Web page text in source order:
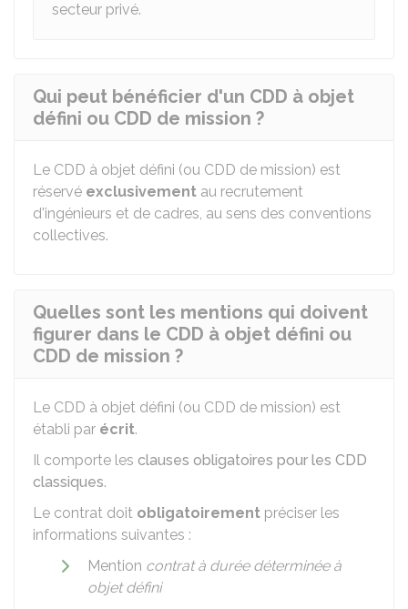
secteur privé.
Qui peut bénéficier d'un CDD à objet
défini ou CDD de mission ?
Le CDD à objet défini (ou CDD de mission) est
réservé exclusivement au recrutement
d'ingénieurs et de cadres, au sens des conventions
collectives.
Quelles sont les mentions qui doivent
figurer dans le CDD à objet défini ou
CDD de mission ?
Le CDD à objet défini (ou CDD de mission) est
établi par écrit.
Il comporte les clauses obligatoires pour les CDD
classiques.
Le contrat doit obligatoirement préciser les
informations suivantes :
Mention contrat à durée déterminée à
objet défini